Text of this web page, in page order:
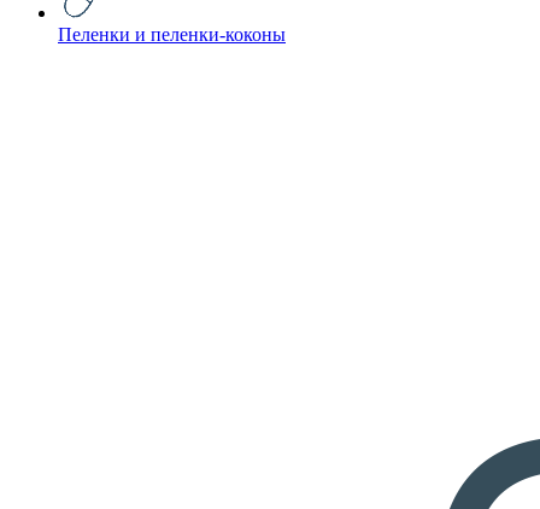
Пеленки и пеленки-коконы